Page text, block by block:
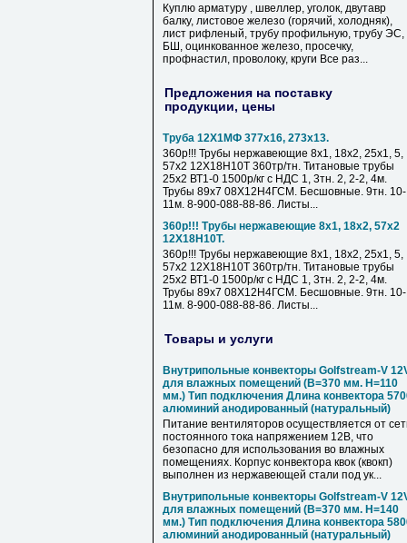
Куплю арматуру , швеллер, уголок, двутавр
балку, листовое железо (горячий, холодняк),
лист рифленый, трубу профильную, трубу ЭС,
БШ, оцинкованное железо, просечку,
профнастил, проволоку, круги Все раз...
Предложения на поставку
продукции, цены
Труба 12Х1МФ 377х16, 273х13.
360р!!! Трубы нержавеющие 8х1, 18х2, 25х1, 5,
57х2 12Х18Н10Т 360тр/тн. Титановые трубы
25х2 ВТ1-0 1500р/кг с НДС 1, 3тн. 2, 2-2, 4м.
Трубы 89х7 08Х12Н4ГСМ. Бесшовные. 9тн. 10-
11м. 8-900-088-88-86. Листы...
360р!!! Трубы нержавеющие 8х1, 18х2, 57х2
12Х18Н10Т.
360р!!! Трубы нержавеющие 8х1, 18х2, 25х1, 5,
57х2 12Х18Н10Т 360тр/тн. Титановые трубы
25х2 ВТ1-0 1500р/кг с НДС 1, 3тн. 2, 2-2, 4м.
Трубы 89х7 08Х12Н4ГСМ. Бесшовные. 9тн. 10-
11м. 8-900-088-88-86. Листы...
Товары и услуги
Внутрипольные конвекторы Golfstream-V
для влажных помещений (B=370 мм. Н=110
мм.) Тип подключения Длина конвектора
алюминий анодированный (натуральный)
Питание вентиляторов осуществляется от
постоянного тока напряжением 12В, что
безопасно для использования во влажных
помещениях. Корпус конвектора квок (квокп)
выполнен из нержавеющей стали под ук...
Внутрипольные конвекторы Golfstream-V
для влажных помещений (B=370 мм. Н=140
мм.) Тип подключения Длина конвектора
алюминий анодированный (натуральный)